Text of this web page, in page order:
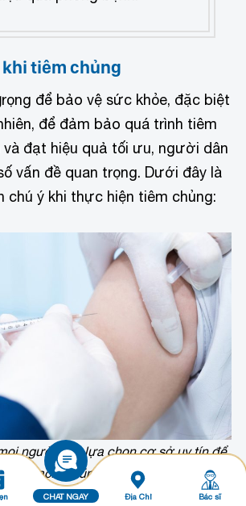
tiêm chủng
rọng để bảo vệ sức khỏe, đặc biệt
để đảm bảo quá trình tiêm
và đạt hiệu quả tối ưu, người dân
vấn đề quan trọng. Dưới đây là
chú ý khi thực hiện tiêm chủng:
người cần lựa chọn cơ sở uy tín để
vacxin cũng như an toàn cho bản
thân
CHAT NGAY Địa Chỉ Bác sĩ